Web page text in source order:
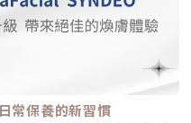
常保養的新習慣